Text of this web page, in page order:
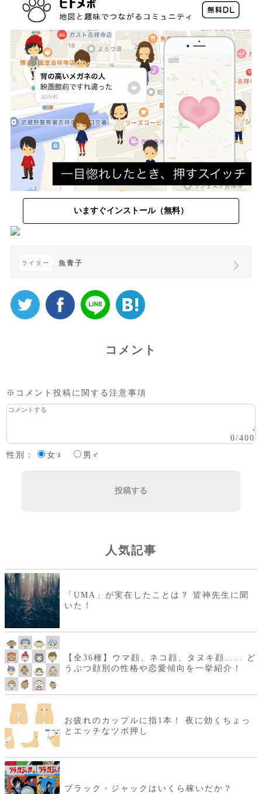
いますぐインストール（無料）
ライター 魚青子
コメント
※コメント投稿に関する注意事項
0/400
性別：
女♀ 男♂
投稿する
人気記事
「UMA」が実在したことは？ 皆神先生に聞
いた！
【全36種】ウマ顔、ネコ顔、タヌキ顔…… ど
うぶつ顔別の性格や恋愛傾向を一挙紹介！
お疲れのカップルに指1本！ 夜に効くちょっ
とエッチなツボ押し
ブラック・ジャックはいくら稼いだか？